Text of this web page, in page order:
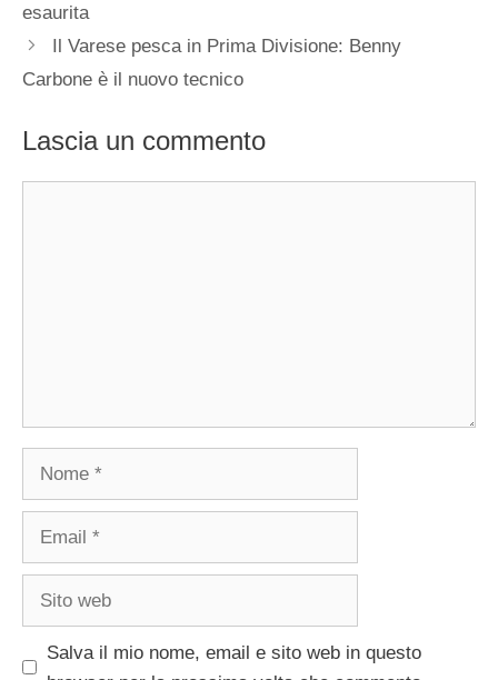
esaurita
Il Varese pesca in Prima Divisione: Benny
Carbone è il nuovo tecnico
Lascia un commento
Nome
Email
Sito
Salva il mio nome, email e sito web in questo